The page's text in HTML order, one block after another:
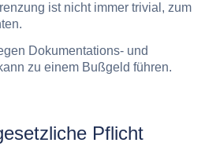
ist nicht immer trivial, zum
Dokumentations- und
zu einem Bußgeld führen.
Pflicht